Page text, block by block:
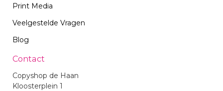
Print Media
Veelgestelde Vragen
Blog
Contact
Copyshop de Haan
Kloosterplein 1